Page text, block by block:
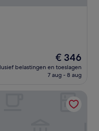
De
prijs
is
€ 346
belastingen en toeslagen
7 aug - 8 aug